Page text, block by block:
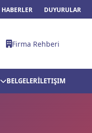
HABERLER DUYURULAR
Firma Rehberi
BELGELERİLETIŞIM